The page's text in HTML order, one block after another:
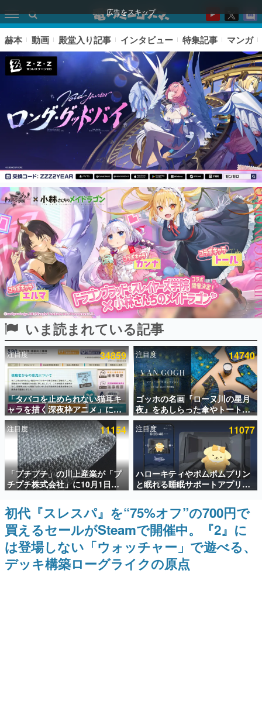
広告をスキップ
ピックアップ
電ファミのいま読まれている記事ランキング
アプリセール情報
インタビュー
連載・特集一覧
殿堂入り記事
SNS拡散数が数千以上！ ページビュー数万以上！ などな
ど。多くの人々に読まれた、電ファミ渾身の“殿堂入り”記
事をまとめました。
ゲームの企画書
名作ゲームクリエイターの方々に製作時のエピソードをお
聞きし、ヒットする企画（ゲーム）とは何か？を探ってい
きます。
赫本
この物語を解いてはいけない。『赫本』は、〈試験問題〉
の形をした短編ホラー小説集です。
新世代に訊く
これからのデジタルゲーム市場を担う若きクリエイター達
の姿を追い、彼らのルーツと情熱を探っていきます。
ゲーム世代の作家たち
ゲームに多大な影響を受けた作家さんに取材し、ゲームが
日本のコンテンツ産業やカルチャーに与えた影響を探る企
画です。
日本モバイルゲーム産業史
日本のモバイルゲーム史における主要なトピック・タイト
赫本 動画 殿堂入り記事 インタビュー 特集記事 マンガ
いま読まれている記事
注目度 34859
「タバコを止められない猫耳キ
ャラを描く深夜枠アニメ」に視
聴者の一部から批判意見。違法
薬物の使用と思しき描写も含め
て、BPOが議論を交わす
注目度 14740
ゴッホの名画『ローヌ川の星月
夜』をあしらった傘やトートバ
ッグなどが登場。8月7日21時よ
り2日間限定で予約販売
注目度 11154
「プチプチ」の川上産業が「プ
チプチ株式会社」に10月1日よ
り社名変更へ。創業58年で初め
ての変更で、“プチッ”と鳴るお
なじみの緩衝材が会社の名前に
注目度 11077
ハローキティやポムポムプリン
と眠れる睡眠サポートアプリ
『ゆめたび』が配信中。キャラ
ごとのASMRや目覚ましアラー
ムも搭載
初代『スレスパ』を“75%オフ”の700円で
買えるセールがSteamで開催中。『2』に
は登場しない「ウォッチャー」で遊べる、
デッキ構築ローグライクの原点